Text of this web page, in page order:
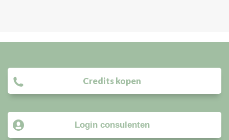
Credits kopen
Login consulenten